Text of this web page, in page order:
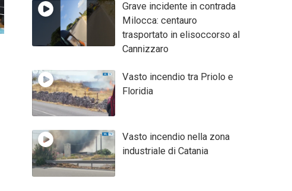
Grave incidente in contrada
Milocca: centauro
trasportato in elisoccorso al
Cannizzaro
Vasto incendio tra Priolo e
Floridia
Vasto incendio nella zona
industriale di Catania